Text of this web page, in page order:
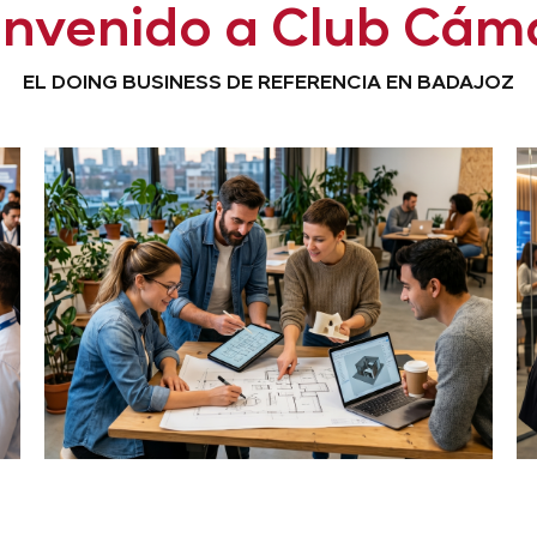
a Club
EL DOING BUSINESS DE REFERENCIA EN BADAJOZ